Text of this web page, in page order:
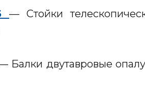
— Стойки
Балки двутавровые